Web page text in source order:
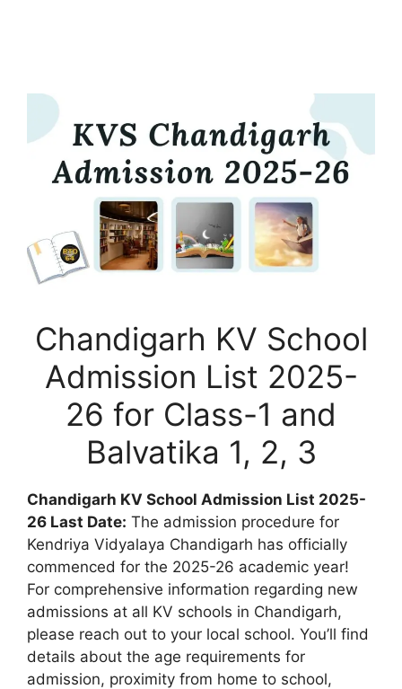
Chandigarh KV School
Admission List 2025-
26 for Class-1 and
Balvatika 1, 2, 3
Chandigarh KV School Admission List 2025-
26 Last Date: The admission procedure for
Kendriya Vidyalaya Chandigarh has officially
commenced for the 2025-26 academic year!
For comprehensive information regarding new
admissions at all KV schools in Chandigarh,
please reach out to your local school. You’ll find
details about the age requirements for
admission, proximity from home to school,